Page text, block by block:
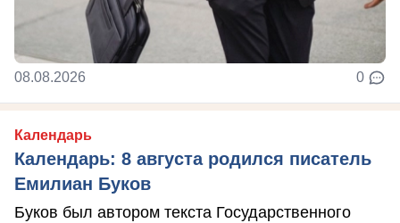
08.08.2026 0
Календарь
Календарь: 8 августа родился писатель
Емилиан Буков
Буков был автором текста Государственного